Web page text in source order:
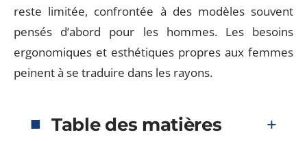
reste limitée, confrontée à des modèles souvent
pensés d’abord pour les hommes. Les besoins
ergonomiques et esthétiques propres aux femmes
peinent à se traduire dans les rayons.
Table des matières